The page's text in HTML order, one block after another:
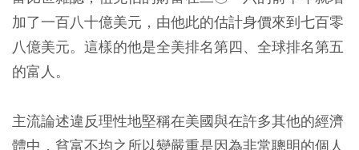
加了一百八十億美元，由他此的估計身價來到七百零
八億美元。這樣的他是全美排名第四、全球排名第五
的富人。
主流論述違反理性地堅稱在美國與在許多其他的經濟
體中，貧富不均之所以變嚴重是因為非常聰明的個人